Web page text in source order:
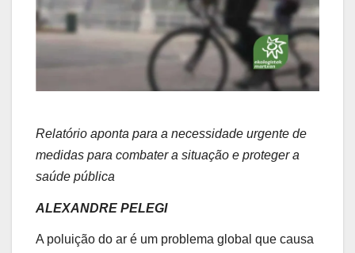
Relatório aponta para a necessidade urgente de
medidas para combater a situação e proteger a
saúde pública
ALEXANDRE PELEGI
A poluição do ar é um problema global que causa